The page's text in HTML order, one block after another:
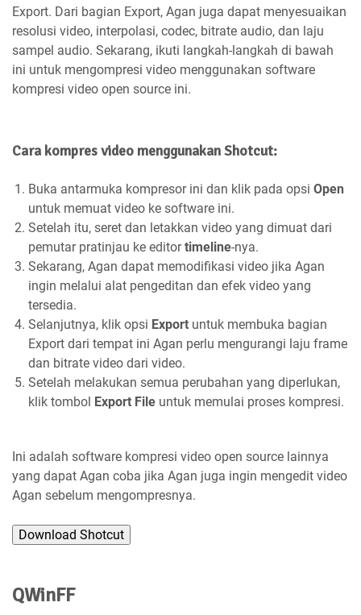
Export. Dari bagian Export, Agan juga dapat menyesuaikan
resolusi video, interpolasi, codec, bitrate audio, dan laju
sampel audio. Sekarang, ikuti langkah-langkah di bawah
ini untuk mengompresi video menggunakan software
kompresi video open source ini.
Cara kompres video menggunakan Shotcut:
Buka antarmuka kompresor ini dan klik pada opsi Open
untuk memuat video ke software ini.
Setelah itu, seret dan letakkan video yang dimuat dari
pemutar pratinjau ke editortimeline-nya.
Sekarang, Agan dapat memodifikasi video jika Agan
ingin melalui alat pengeditan dan efek video yang
tersedia.
Selanjutnya, klik opsi Export untuk membuka bagian
Export dari tempat ini Agan perlu mengurangi laju frame
dan bitrate video dari video.
Setelah melakukan semua perubahan yang diperlukan,
klik tombol Export File untuk memulai proses kompresi.
Ini adalah software kompresi video open source lainnya
yang dapat Agan coba jika Agan juga ingin mengedit video
Agan sebelum mengompresnya.
Download Shotcut
QWinFF